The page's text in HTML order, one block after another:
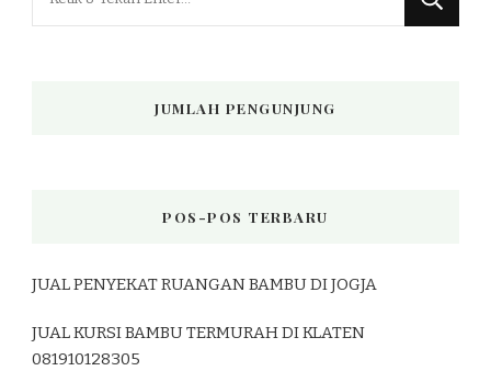
JUMLAH PENGUNJUNG
POS-POS TERBARU
JUAL PENYEKAT RUANGAN BAMBU DI JOGJA
JUAL KURSI BAMBU TERMURAH DI KLATEN
081910128305